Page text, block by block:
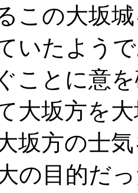
この大坂
いたよう
ことに意
大坂方を
坂方の士
の目的だ